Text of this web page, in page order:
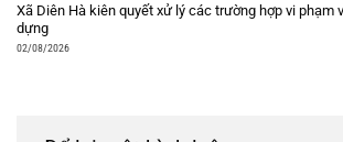
Xã Diên Hà kiên quyết xử lý các trường hợp vi phạm
dựng
02/08/2026